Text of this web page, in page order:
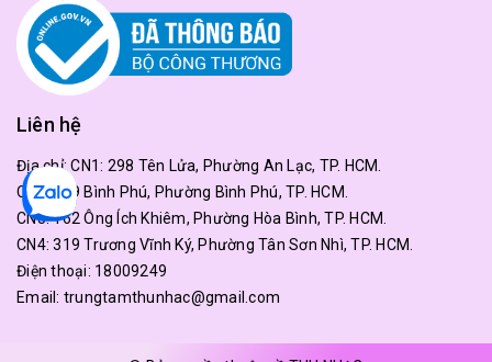
Liên hệ
Địa chỉ:CN1: 298 Tên Lửa, Phường An Lạc, TP. HCM.
CN2: 179 Bình Phú, Phường Bình Phú, TP. HCM.
CN3: 162 Ông Ích Khiêm, Phường Hòa Bình, TP. HCM.
CN4: 319 Trương Vĩnh Ký, Phường Tân Sơn Nhì, TP. HCM.
Điện thoại: 18009249
Email: trungtamthunhac@gmail.com